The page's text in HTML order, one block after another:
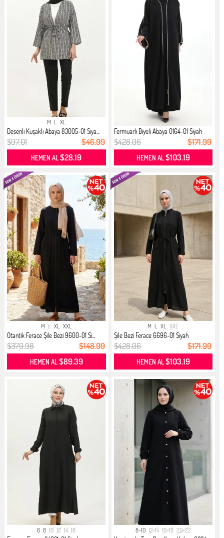
M L XL
Desenli Kuşaklı Abaya 83005-01 Siya...
$97.01 $46.99
HEMEN AL$28.19
Fermuarlı Biyeli Abaya 0164-01 Siyah
$428.06 $171.99
HEMEN AL$103.19
M L XL XXL
Otantik Ferace Şile Bezi 9600-01 Si...
$370.98 $148.99
HEMEN AL$89.39
M L XL XXL
Şile Bezi Ferace 6696-01 Siyah
$428.06 $171.99
HEMEN AL$103.19
6 8 10 12 14 16 8-10 12-14 16-18 20-22